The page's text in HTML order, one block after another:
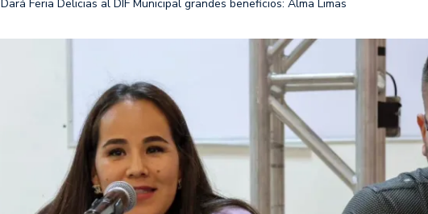
Dará Feria Delicias al DIF Municipal grandes beneficios: Alma Limas